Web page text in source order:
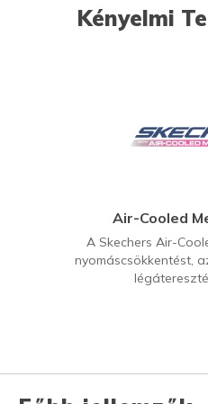
Kényelmi
Air-Cooled
A Skechers Air-
nyomáscsökkentést,